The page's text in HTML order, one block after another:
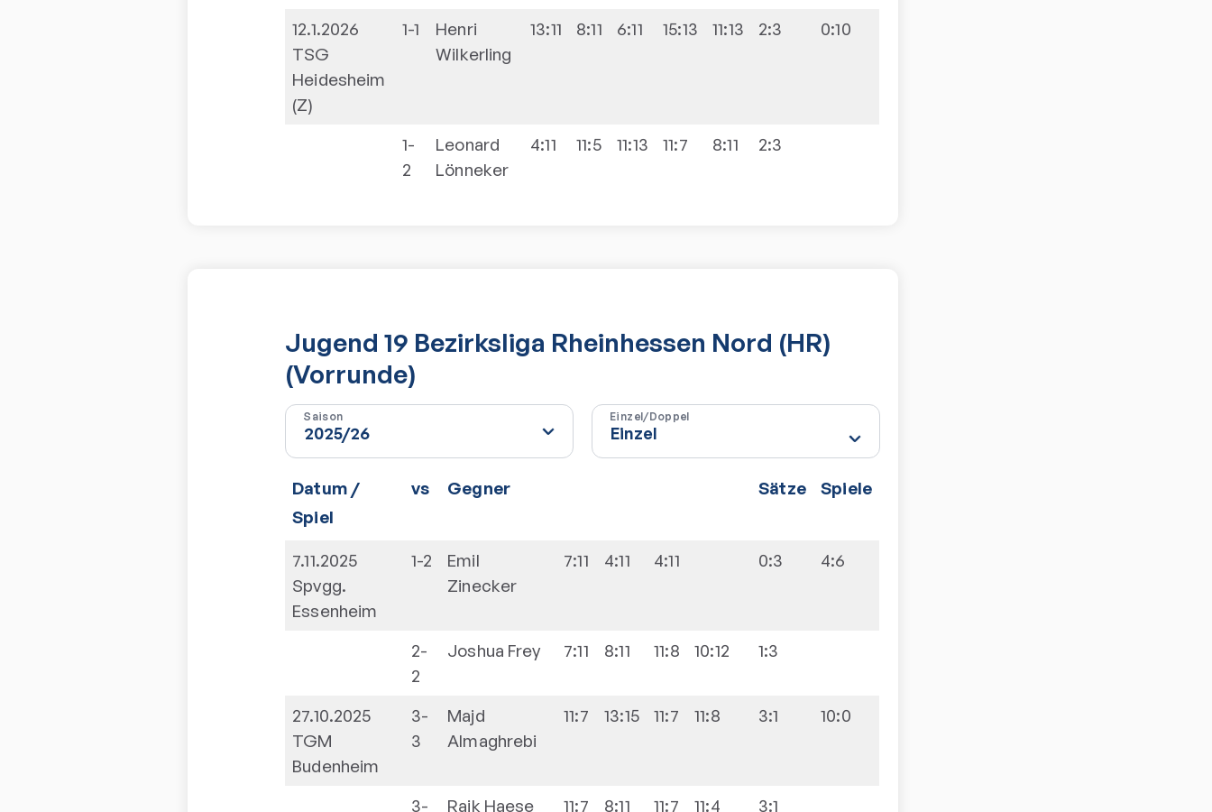
12.1.2026
TSG
Heidesheim
(Z)
1-1
Henri
Wilkerling
13:11 8:11 6:11 15:13 11:13 2:3 0:10
1-
2
Leonard
Lönneker
4:11 11:5 11:13 11:7 8:11 2:3
Jugend 19 Bezirksliga Rheinhessen Nord (HR)
(Vorrunde)
Saison Einzel/Doppel
Datum /
Spiel
vs Gegner Sätze Spiele
7.11.2025
Spvgg.
Essenheim
1-2
Emil
Zinecker
7:11 4:11 4:11 0:3 4:6
2-
2
Joshua Frey 7:11 8:11 11:8 10:12 1:3
27.10.2025
TGM
Budenheim
3-
3
Majd
Almaghrebi
11:7 13:15 11:7 11:8 3:1 10:0
3- Raik Haese 11:7 8:11 11:7 11:4 3:1